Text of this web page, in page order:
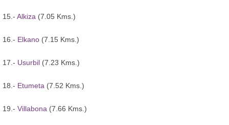
15.- Alkiza (7.05 Kms.)
16.- Elkano (7.15 Kms.)
17.- Usurbil (7.23 Kms.)
18.- Etumeta (7.52 Kms.)
19.- Villabona (7.66 Kms.)